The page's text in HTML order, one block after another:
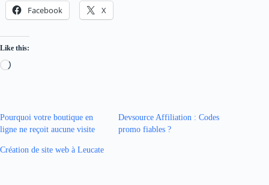
Facebook X
Like this:
Loading…
Pourquoi votre boutique en
ligne ne reçoit aucune visite
Devsource Affiliation : Codes
promo fiables ?
Création de site web à Leucate